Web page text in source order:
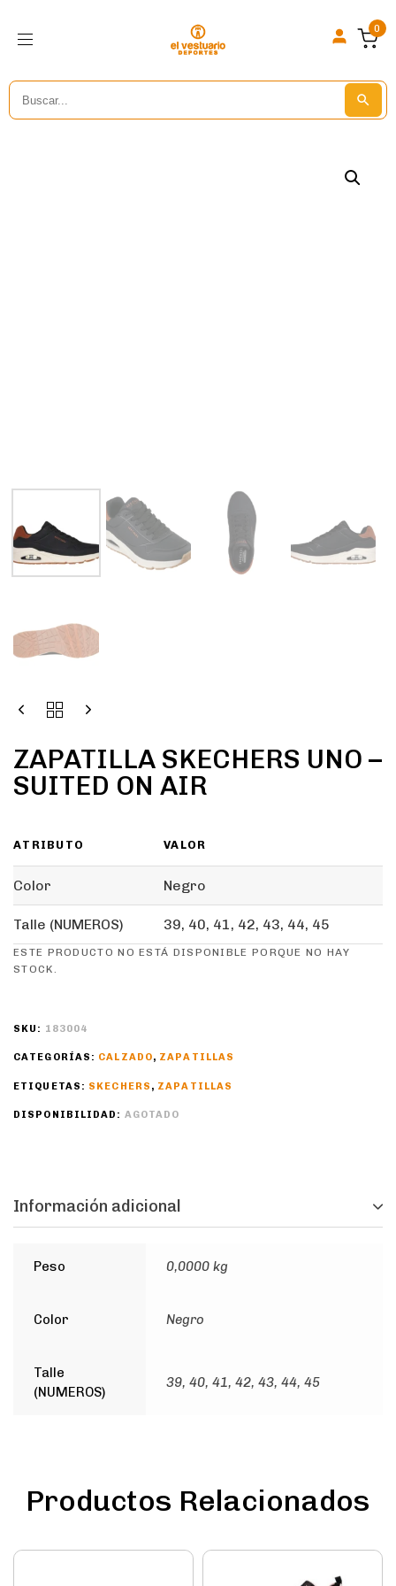
0
Search
for:
Search
ZAPATILLA SKECHERS UNO –
SUITED ON AIR
ATRIBUTO VALOR
Color Negro
Talle (NUMEROS) 39, 40, 41, 42, 43, 44, 45
ESTE PRODUCTO NO ESTÁ DISPONIBLE PORQUE NO HAY
STOCK.
SKU: 183004
CATEGORÍAS: CALZADO, ZAPATILLAS
ETIQUETAS: SKECHERS , ZAPATILLAS
DISPONIBILIDAD: AGOTADO
Información adicional
Peso 0,0000 kg
Color Negro
Talle
(NUMEROS)
39, 40, 41, 42, 43, 44, 45
Productos Relacionados